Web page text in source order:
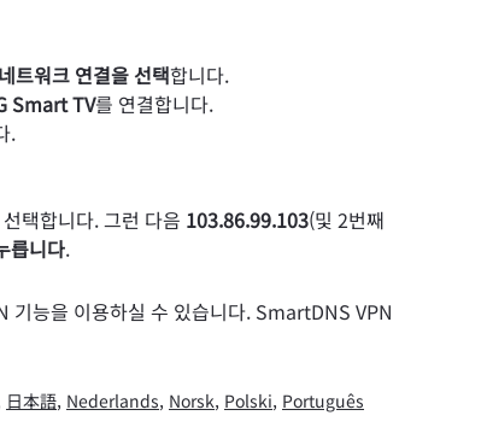
네트워크 연결을 선택합니다.
Smart TV를 연결합니다.
.
택합니다. 그런 다음 103.86.99.103(및 2번째
릅니다.
기능을 이용하실 수 있습니다. SmartDNS VPN
日本語, Nederlands, Norsk, Polski, Português